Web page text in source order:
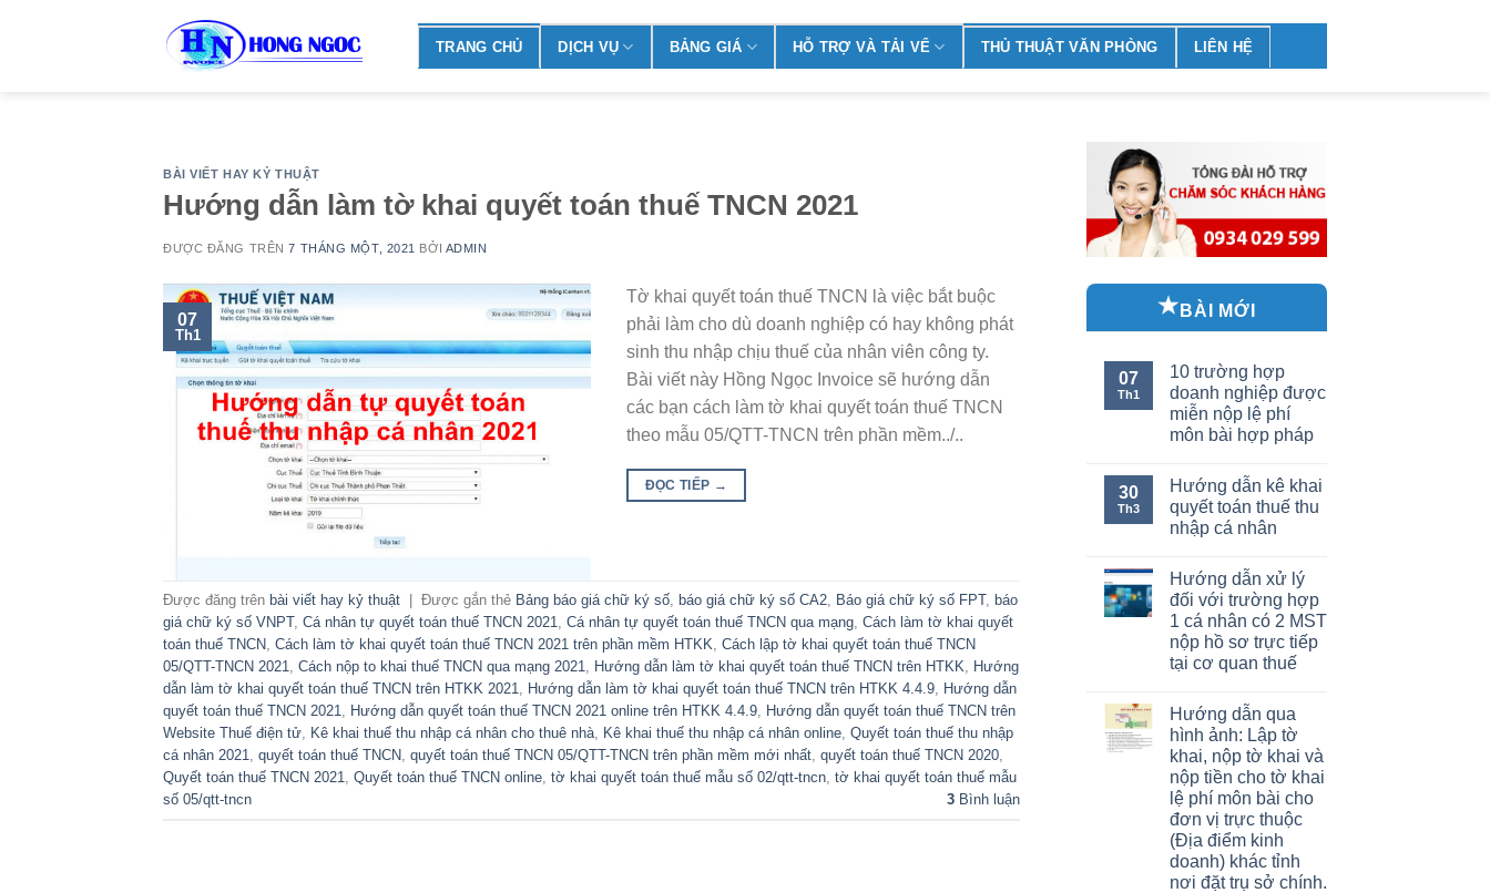
TRANG CHỦ DỊCH VỤ BẢNG GIÁ HỖ TRỢ VÀ TẢI VỂ THỦ THUẬT VĂN PHÒNG LIÊN HỆ
BÀI VIẾT HAY KỶ THUẬT
Hướng dẫn làm tờ khai quyết toán thuế TNCN 2021
ĐƯỢC ĐĂNG TRÊN7 THÁNG MỘT, 2021 BỞI ADMIN
07
Th1
Tờ khai quyết toán thuế TNCN là việc bắt buộc
phải làm cho dù doanh nghiệp có hay không phát
sinh thu nhập chịu thuế của nhân viên công ty.
Bài viết này Hồng Ngọc Invoice sẽ hướng dẫn
các bạn cách làm tờ khai quyết toán thuế TNCN
theo mẫu 05/QTT-TNCN trên phần mềm../..
ĐỌC TIẾP →
Được đăng trên bài viết hay kỷ thuật | Được gắn thẻ Bảng báo giá chữ ký số báo giá chữ ký số CA2 Báo giá chữ ký số FPT, báo
giá chữ ký số VNPT, Cá nhân tự quyết toán thuế TNCN 2021 Cá nhân tự quyết toán thuế TNCN qua mạng Cách làm tờ khai quyết
toán thuế TNCN Cách làm tờ khai quyết toán thuế TNCN 2021 trên phần mềm HTKK Cách lập tờ khai quyết toán thuế TNCN
05/QTT-TNCN 2021
Cách nộp to khai thuế TNCN qua mạng 2021 Hướng dẫn làm tờ khai quyết toán thuế TNCN trên HTKK
Hướng
dẫn làm tờ khai quyết toán thuế TNCN trên HTKK 2021
Hướng dẫn làm tờ khai quyết toán thuế TNCN trên HTKK 4.4.9 Hướng dẫn
quyết toán thuế TNCN 2021
Hướng dẫn quyết toán thuế TNCN 2021 online trên HTKK 4.4.9 Hướng dẫn quyết toán thuế TNCN trên
Website Thuế điện tử Kê khai thuế thu nhập cá nhân cho thuê nhà Kê khai thuế thu nhập cá nhân online Quyết toán thuế thu nhập
cá nhân 2021
quyết toán thuế TNCN quyết toán thuế TNCN 05/QTT-TNCN trên phần mềm mới nhất quyết toán thuế TNCN 2020
Quyết toán thuế TNCN 2021
Quyết toán thuế TNCN online tờ khai quyết toán thuế mẫu số 02/qtt-tncn tờ khai quyết toán thuế mẫu
số 05/qtt-tncn
3Bình luận
BÀI MỚI
07
Th1
10 trường hợp
doanh nghiệp được
miễn nộp lệ phí
môn bài hợp pháp
30
Th3
Hướng dẫn kê khai
quyết toán thuế thu
nhập cá nhân
Hướng dẫn xử lý
đối với trường hợp
1 cá nhân có 2 MST
nộp hồ sơ trực tiếp
tại cơ quan thuế
Hướng dẫn qua
hình ảnh: Lập tờ
khai, nộp tờ khai và
nộp tiền cho tờ khai
lệ phí môn bài cho
đơn vị trực thuộc
(Địa điểm kinh
doanh) khác tỉnh
nơi đặt trụ sở chính.